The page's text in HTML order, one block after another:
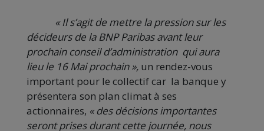
« Il s’agit de mettre la pression sur les
décideurs de la BNP Paribas avant leur
prochain conseil d’administration qui aura
lieu le 16 Mai prochain », un rendez-vous
important pour le collectif car la banque y
présentera son plan climat à ses
actionnaires, « des décisions importantes
seront prises durant cette journée, nous